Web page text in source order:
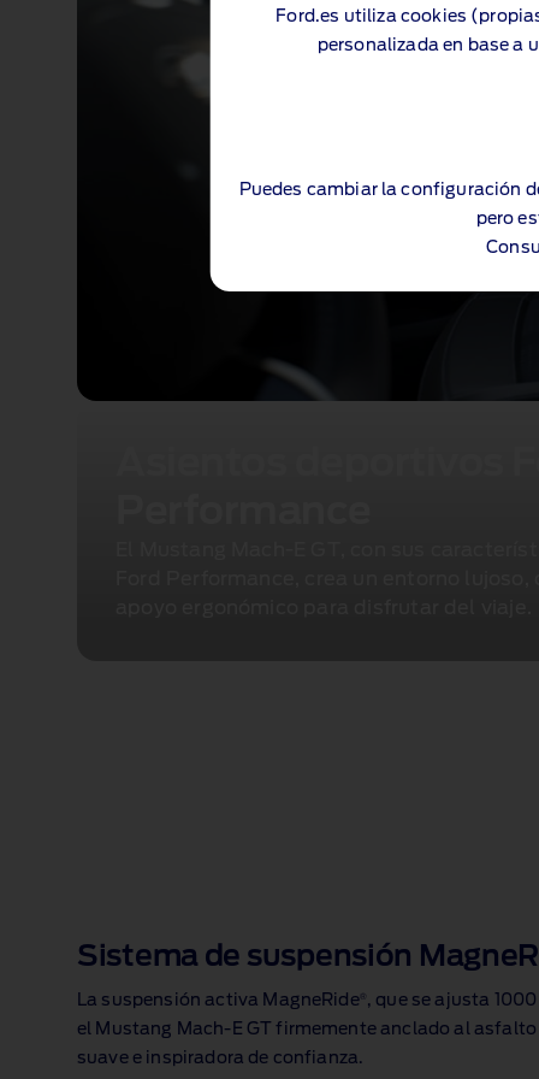
Ford.es utiliza cookies
personalizada en base a
Puedes cambiar la configuración
pero
Sistema de suspensión
La suspensión activa MagneRide , que se ajusta
el Mustang Mach‑E GT firmemente anclado al
suave e inspiradora de confianza.